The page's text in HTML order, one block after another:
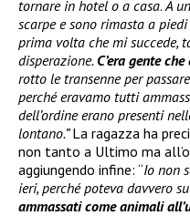
tornare in hotel o a casa. A
scarpe e sono rimasta a
prima volta che mi succede,
disperazione. C’era gente
rotto le transenne per
perché eravamo tutti
dell’ordine erano presenti
lontano.”La ragazza ha
non tanto a Ultimo ma
aggiungendo infine: “Io non
ieri, perché poteva davvero
ammassati come animali